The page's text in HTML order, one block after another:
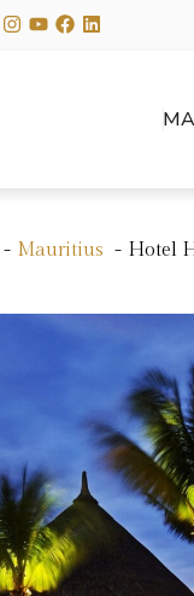
Mauritius Hotel